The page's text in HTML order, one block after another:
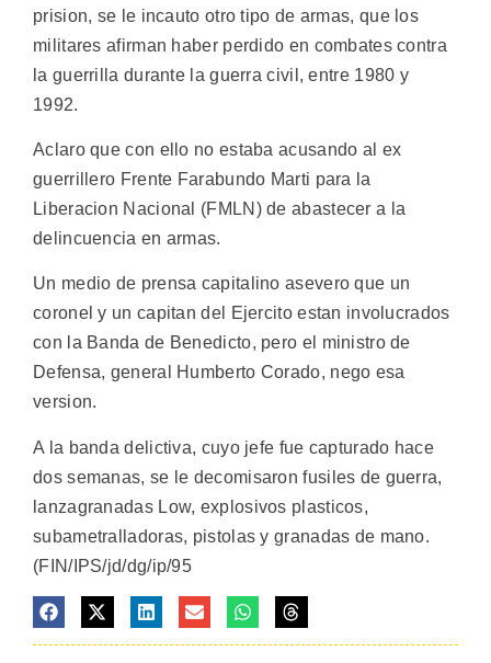
prision, se le incauto otro tipo de armas, que los
militares afirman haber perdido en combates contra
la guerrilla durante la guerra civil, entre 1980 y
1992.
Aclaro que con ello no estaba acusando al ex
guerrillero Frente Farabundo Marti para la
Liberacion Nacional (FMLN) de abastecer a la
delincuencia en armas.
Un medio de prensa capitalino asevero que un
coronel y un capitan del Ejercito estan involucrados
con la Banda de Benedicto, pero el ministro de
Defensa, general Humberto Corado, nego esa
version.
A la banda delictiva, cuyo jefe fue capturado hace
dos semanas, se le decomisaron fusiles de guerra,
lanzagranadas Low, explosivos plasticos,
subametralladoras, pistolas y granadas de mano.
(FIN/IPS/jd/dg/ip/95